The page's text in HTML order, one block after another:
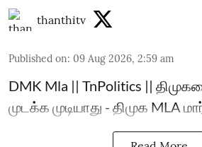
thanthitv
Published on: 09 Aug 2026, 2:59 am
DMK Mla || TnPolitics ||
முடக்க முடியாது - திமுக